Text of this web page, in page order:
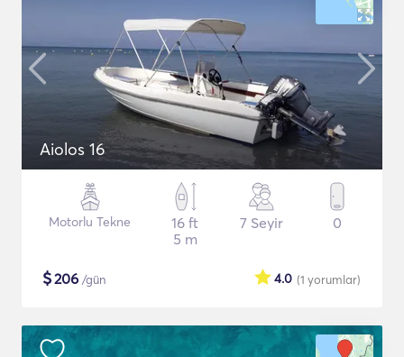
Aiolos 16
Motorlu Tekne
16 ft
5 m
7 Seyir 0
$206 /gün (1 yorumlar)
4.0